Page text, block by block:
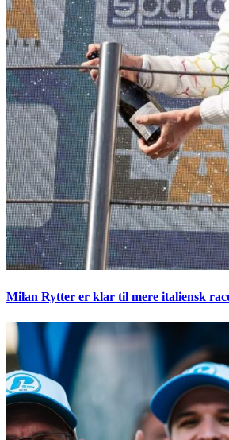
Milan Rytter er klar til mere italiensk